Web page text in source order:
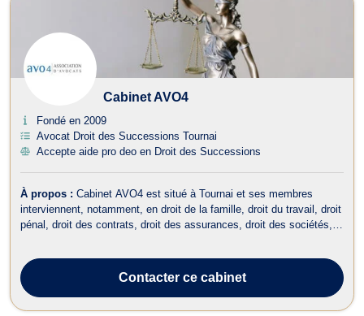
Cabinet AVO4
Fondé en 2009
Avocat Droit des Successions Tournai
Accepte aide pro deo en Droit des Successions
À propos : Cabinet AVO4 est situé à Tournai et ses membres
interviennent, notamment, en droit de la famille, droit du travail, droit
pénal, droit des contrats, droit des assurances, droit des sociétés,
Contacterce cabinet